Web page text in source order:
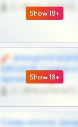
Show 18+
Show 18+
🧨 ЭПИЦЕНТР
ШКОДОВ Сливов и
Архивов ТГ 🔞💎
Сливы вписок,